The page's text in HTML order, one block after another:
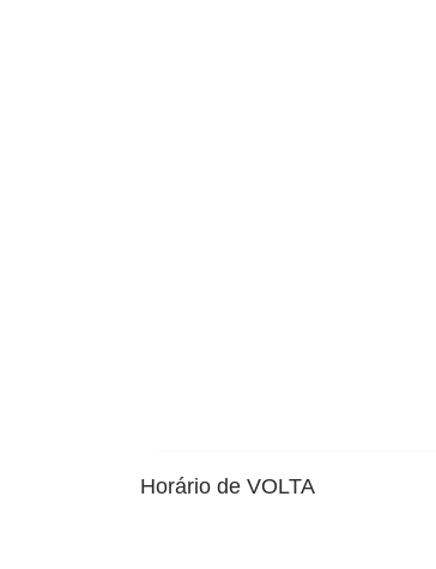
Horário de VOLTA